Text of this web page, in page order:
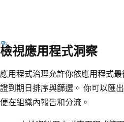
檢視應用程式洞察
應用程式治理允許你依應用程式
證到期日排序與篩選。 你可以匯
便在組織內報告和分流。